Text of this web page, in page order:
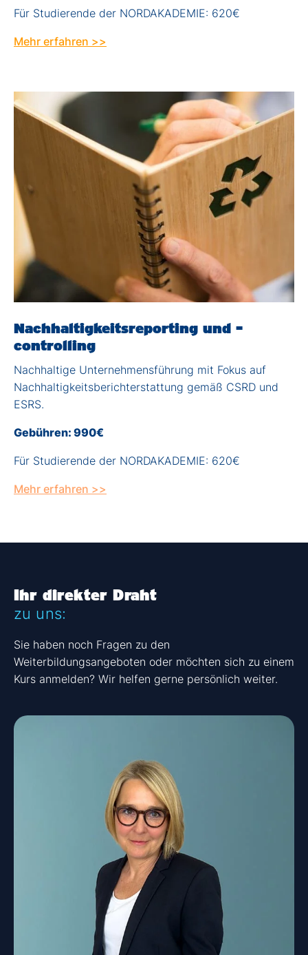
Für Studierende der NORDAKADEMIE: 620€
Mehr erfahren >>
Nachhaltigkeitsreporting und -
controlling
Nachhaltige Unternehmensführung mit Fokus auf
Nachhaltigkeitsberichterstattung gemäß CSRD und
ESRS.
Gebühren: 990€
Für Studierende der NORDAKADEMIE: 620€
Mehr erfahren >>
Ihr direkter Draht
zu uns:
Sie haben noch Fragen zu den
Weiterbildungsangeboten oder möchten sich zu einem
Kurs anmelden? Wir helfen gerne persönlich weiter.